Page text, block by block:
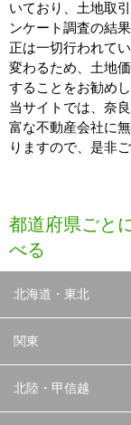
いており、土地取
ンケート調査の結
正は一切行われて
変わるため、土地
することをお勧めし
当サイトでは、奈
富な不動産会社に
りますので、是非
都道府県ごと
べる
北海道・東北
関東
北陸・甲信越